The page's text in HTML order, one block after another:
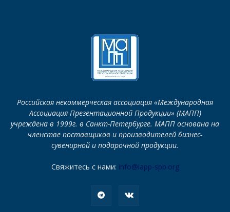
Российская некоммерческая ассоциация «Международная
Ассоциация Презентационной Продукции» (МАПП)
учреждена в 1999г. в Санкт-Петербурге. МАПП основана на
членстве поставщиков и производителей бизнес-
сувенирной и подарочной продукции.
Свяжитесь с нами: info@iapp-spb.org